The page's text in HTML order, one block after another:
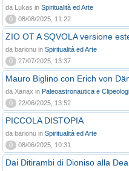
da Lukas in Spiritualità ed Arte
0
08/08/2025, 11:22
ZIO OT A SQVOLA versione
da barionu in Spiritualità ed Arte
0
27/07/2025, 13:37
Mauro Biglino con Erich von
da Xanax in Paleoastronautica e
0
22/06/2025, 13:52
PICCOLA DISTOPIA
da barionu in Spiritualità ed Arte
0
08/06/2025, 10:31
Dai Ditirambi di Dioniso alla